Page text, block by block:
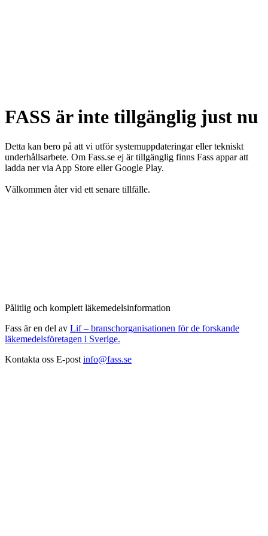
FASS är inte tillgänglig just nu
Detta kan bero på att vi utför systemuppdateringar eller tekniskt
underhållsarbete. Om Fass.se ej är tillgänglig finns Fass appar att
ladda ner via App Store eller Google Play.
Välkommen åter vid ett senare tillfälle.
Pålitlig och komplett läkemedelsinformation
Fass är en del av Lif – branschorganisationen för de forskande
läkemedelsföretagen i Sverige.
Kontakta oss E-post info@fass.se